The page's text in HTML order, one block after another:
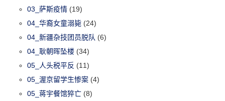
03_萨斯疫情 (19)
04_华裔女童溺毙 (24)
04_新疆杂技团员脱队 (6)
04_耿朝晖坠楼 (34)
05_人头税平反 (11)
05_渥京留学生惨案 (4)
05_蒋宇餐馆猝亡 (8)